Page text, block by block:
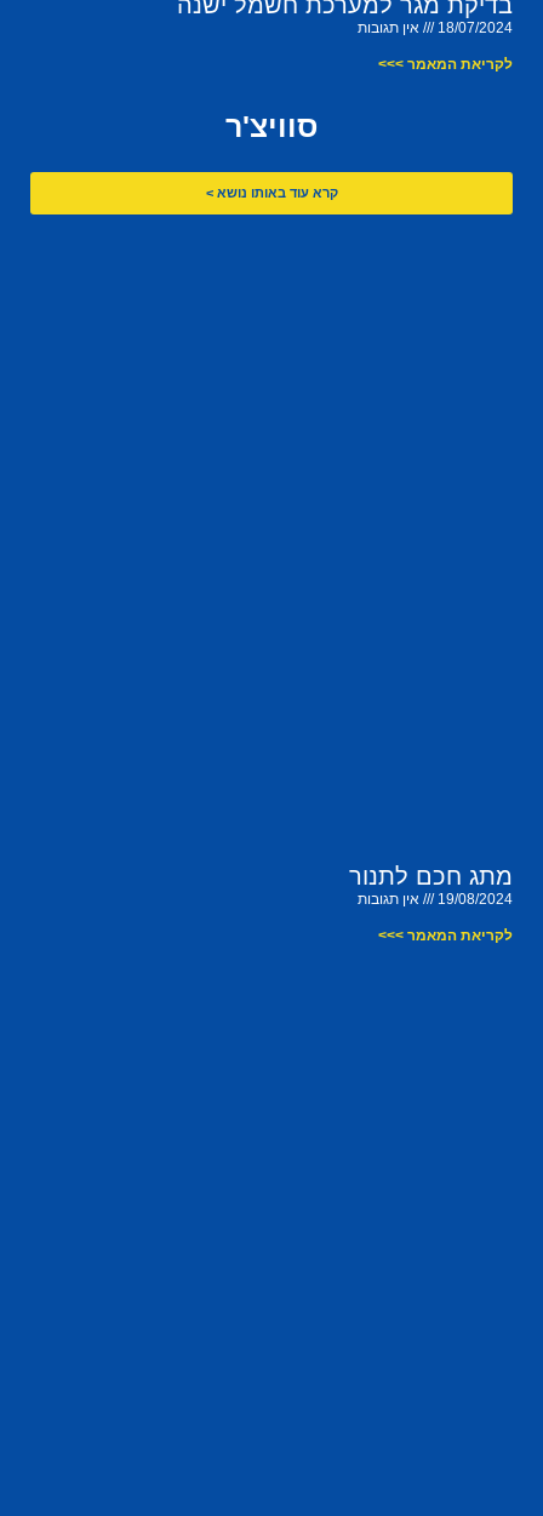
18/07/2024 אין תגובות
לקריאת המאמר >>>
סוויצ'ר
קרא עוד באותו נושא >
מתג חכם לתנור
19/08/2024 אין תגובות
לקריאת המאמר >>>